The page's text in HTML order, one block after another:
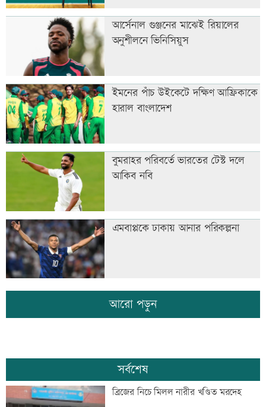
আর্সেনাল গুঞ্জনের মাঝেই রিয়ালের
অনুশীলনে ভিনিসিয়ুস
ইমনের পাঁচ উইকেটে দক্ষিণ আফ্রিকাকে
হারাল বাংলাদেশ
বুমরাহর পরিবর্তে ভারতের টেস্ট দলে
আকিব নবি
এমবাপ্পকে ঢাকায় আনার পরিকল্পনা
আরো পড়ুন
সর্বশেষ
ব্রিজের নিচে মিলল নারীর খণ্ডিত মরদেহ